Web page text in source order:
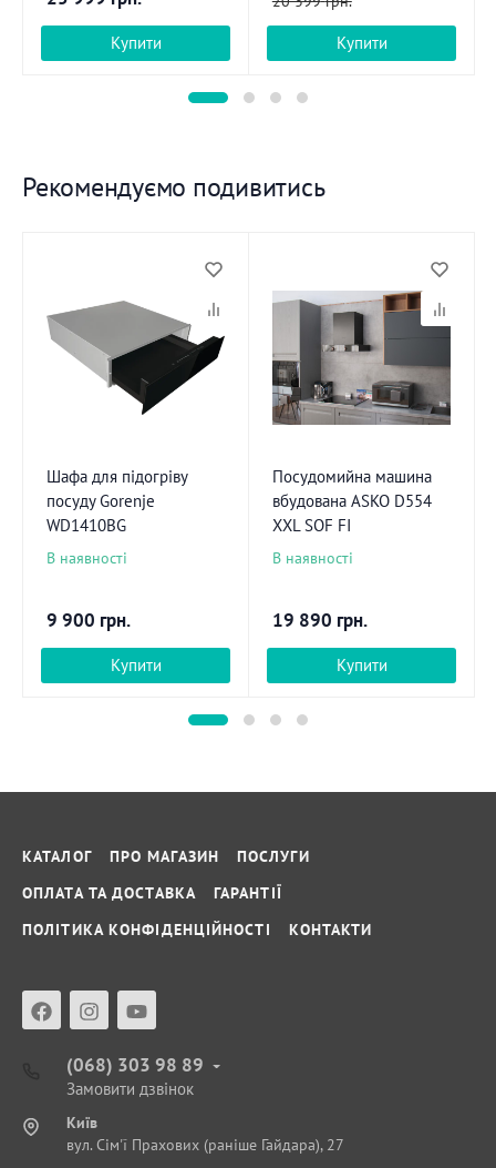
Купити Купити
Рекомендуємо подивитись
Шафа для підогріву
посуду Gorenje
WD1410BG
В наявності
9 900 грн.
Купити
Посудомийна машина
вбудована ASKO D554
XXL SOF FI
В наявності
19 890 грн.
Купити
КАТАЛОГ ПРО МАГАЗИН
ПОСЛУГИ
ОПЛАТА ТА ДОСТАВКА
ГАРАНТІЇ
ПОЛІТИКА КОНФІДЕНЦІЙНОСТІ
КОНТАКТИ
(068) 303 98 89
Замовити дзвінок
Київ
вул. Сім'ї Прахових (раніше Гайдара), 27